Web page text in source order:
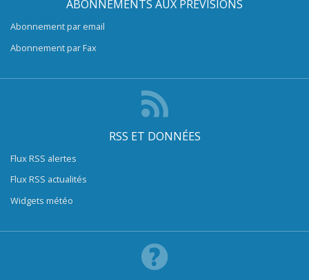
ABONNEMENTS AUX PRÉVISIONS
Abonnement par email
Abonnement par Fax
RSS ET DONNÉES
Flux RSS alertes
Flux RSS actualités
Widgets météo